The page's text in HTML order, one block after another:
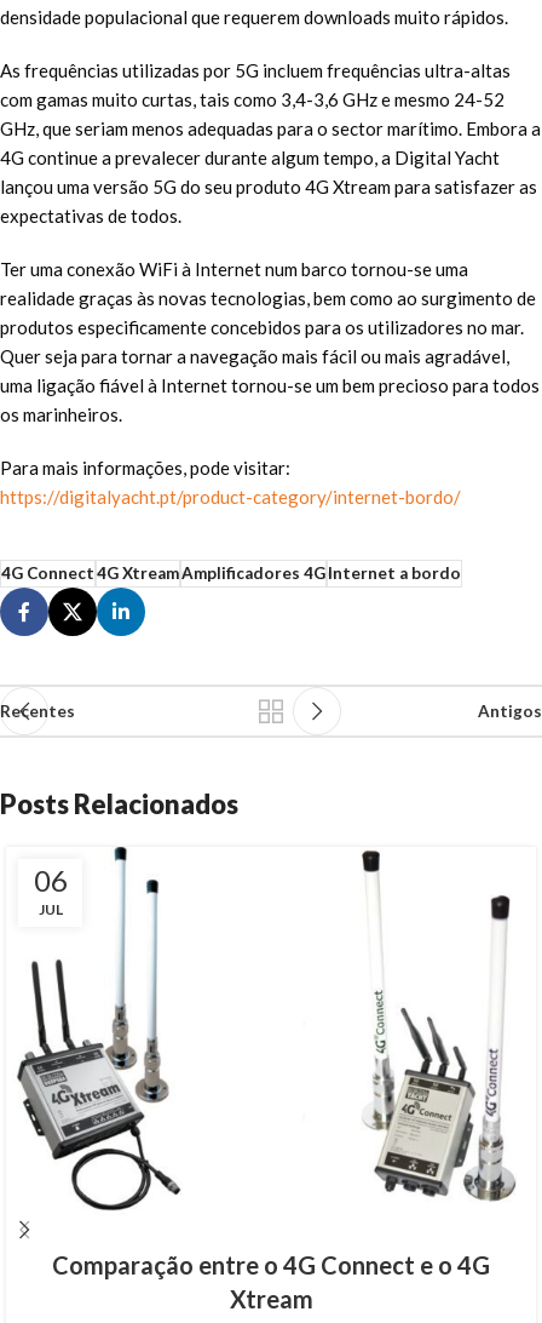
densidade populacional que requerem downloads muito rápidos.
As frequências utilizadas por 5G incluem frequências ultra-altas
com gamas muito curtas, tais como 3,4-3,6 GHz e mesmo 24-52
GHz, que seriam menos adequadas para o sector marítimo. Embora a
4G continue a prevalecer durante algum tempo, a Digital Yacht
lançou uma versão 5G do seu produto 4G Xtream para satisfazer as
expectativas de todos.
Ter uma conexão WiFi à Internet num barco tornou-se uma
realidade graças às novas tecnologias, bem como ao surgimento de
produtos especificamente concebidos para os utilizadores no mar.
Quer seja para tornar a navegação mais fácil ou mais agradável,
uma ligação fiável à Internet tornou-se um bem precioso para todos
os marinheiros.
Para mais informações, pode visitar:
https://digitalyacht.pt/product-category/internet-bordo/
4G Connect4G XtreamAmplificadores 4GInternet a bordo
Recentes Antigos
Posts Relacionados
06
JUL
Comparação entre o 4G Connect e o 4G
Xtream